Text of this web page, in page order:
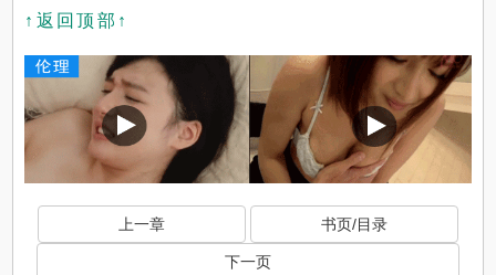
↑返回顶部↑
上一章 书页/目录
下一页